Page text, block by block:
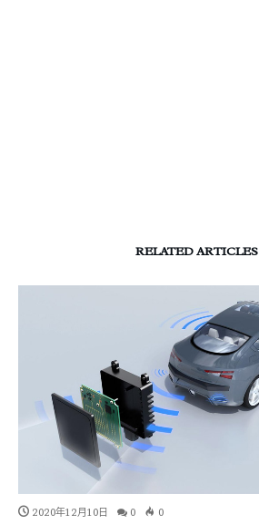
RELATED ARTICLES
2020年12月10日 0 0